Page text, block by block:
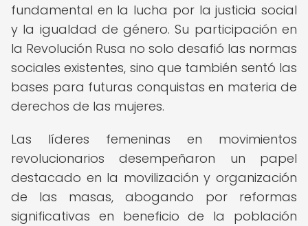
fundamental en la lucha por la justicia social
y la igualdad de género. Su participación en
la Revolución Rusa no solo desafió las normas
sociales existentes, sino que también sentó las
bases para futuras conquistas en materia de
derechos de las mujeres.
Las líderes femeninas en movimientos
revolucionarios desempeñaron un papel
destacado en la movilización y organización
de las masas, abogando por reformas
significativas en beneficio de la población